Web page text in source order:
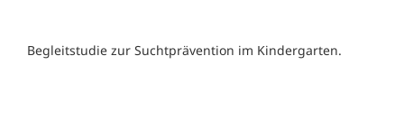
Begleitstudie zur Suchtprävention im Kindergarten.